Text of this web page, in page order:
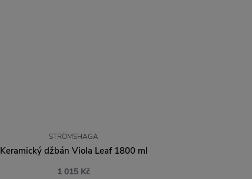
STRÖMSHAGA
Keramický džbán Viola Leaf 1800 ml
1 015 Kč